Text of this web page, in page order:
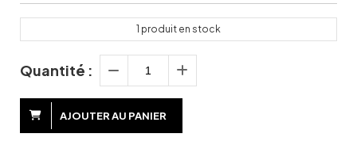
1 produit en stock
Quantité :
AJOUTER AU PANIER